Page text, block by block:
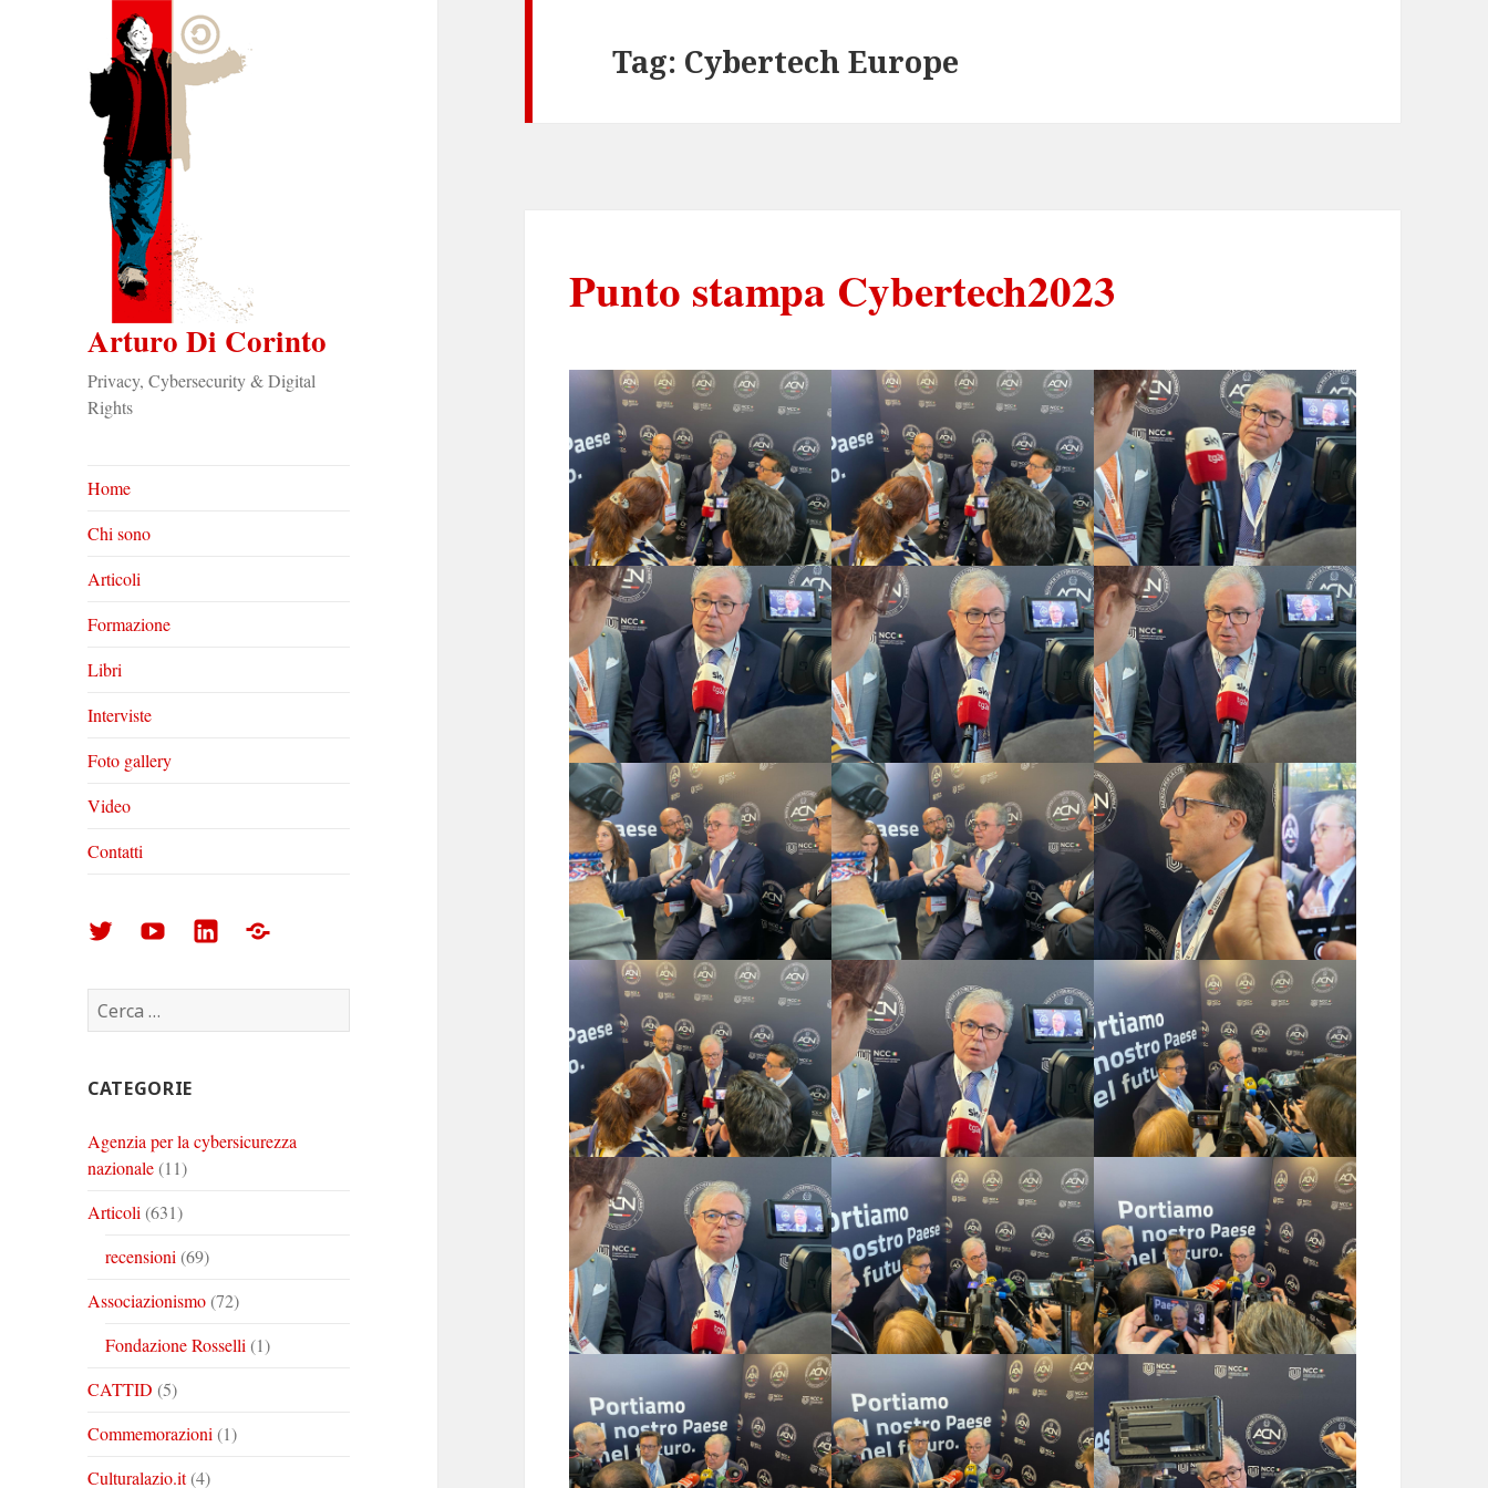
Arturo Di Corinto
Privacy, Cybersecurity & Digital
Rights
Home
Chi sono
Articoli
Formazione
Libri
Interviste
Foto gallery
Video
Contatti
Arturo
Corinto
su
Arturo
Corinto
su
Arturo
su
Foto
Ricerca
per:
CATEGORIE
Agenzia per la cybersicurezza
nazionale(11)
Articoli (631)
recensioni (69)
Associazionismo(72)
Fondazione Rosselli (1)
CATTID (5)
Commemorazioni (1)
Culturalazio.it(4)
Tag: Cybertech Europe
Punto stampa Cybertech2023